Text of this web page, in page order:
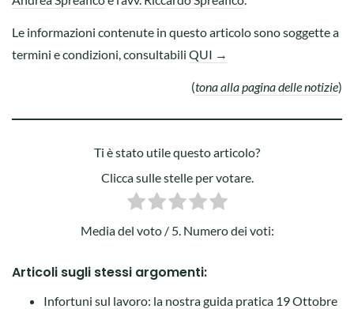
Le informazioni contenute in questo articolo sono soggette a
termini e condizioni, consultabili QUI →
(tona alla pagina delle notizie)
Ti è stato utile questo articolo?
Clicca sulle stelle per votare.
Media del voto / 5. Numero dei voti:
Articoli sugli stessi argomenti:
Infortuni sul lavoro: la nostra guida pratica 19 Ottobre